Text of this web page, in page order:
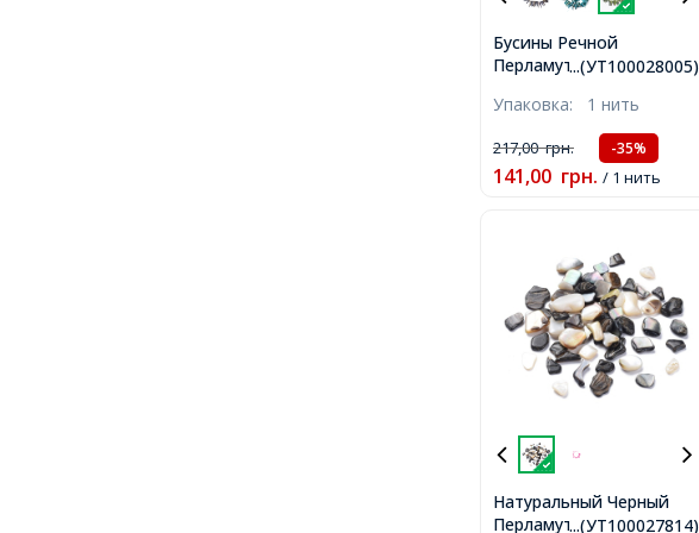
...(УТ100028005)
Бусины Речной
Перламутр Клык,
20-40x4-8x4-7мм,
Отверстие 1мм, около
70шт/нить,
Упаковка: 1 нить
217,00грн. -35%
141,00 грн. / 1 нить
...(УТ100027814)
Натуральный Черный
Перламутр Крошка,